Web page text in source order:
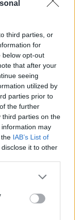
third parties, or
for
below opt-out
that after your
seeing
utilized by
parties prior to
the further
third parties on the
information may
IAB’s List of
it to other
or more Google
You may click to
party tags to
in below Google
oggi
reportage
di quella